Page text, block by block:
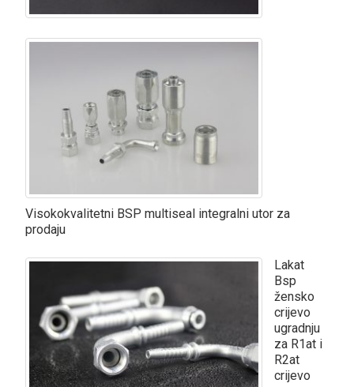
Visokokvalitetni BSP multiseal integralni utor za
prodaju
Lakat
Bsp
žensko
crijevo
ugradnju
za R1at i
R2at
crijevo